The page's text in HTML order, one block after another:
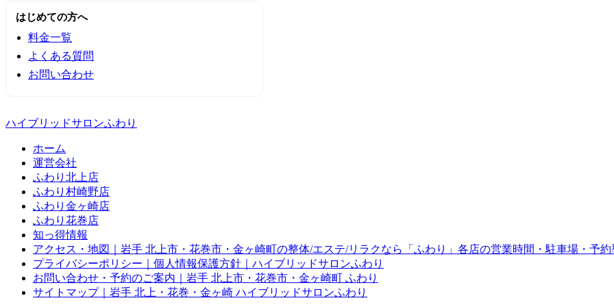
はじめての方へ
料金一覧
よくある質問
お問い合わせ
ハイブリッドサロンふわり
ホーム
運営会社
ふわり北上店
ふわり村崎野店
ふわり金ヶ崎店
ふわり花巻店
知っ得情報
アクセス・地図｜岩手 北上市・花巻市・金ヶ崎町の整体/エステ/リラクなら「ふわり」各店の営業時間・駐車場・予約
プライバシーポリシー｜個人情報保護方針｜ハイブリッドサロンふわり
お問い合わせ・予約のご案内｜岩手 北上市・花巻市・金ヶ崎町 ふわり
サイトマップ｜岩手 北上・花巻・金ヶ崎 ハイブリッドサロンふわり